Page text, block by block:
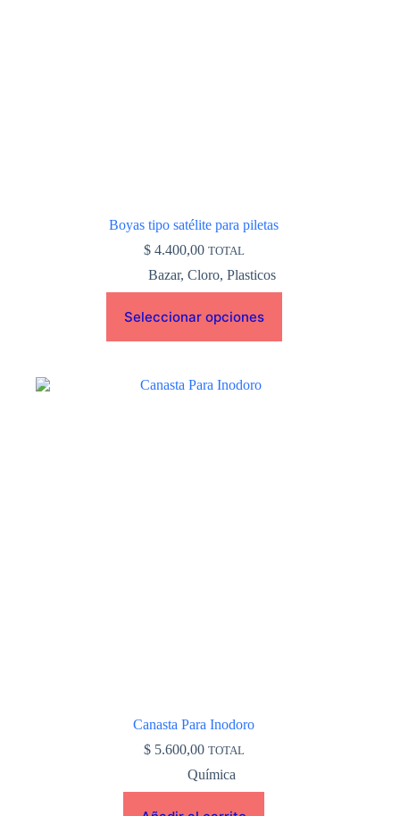
Boyas tipo satélite para piletas
$4.400,00 TOTAL
Bazar, Cloro, Plasticos
Seleccionar opciones
Canasta Para Inodoro
$5.600,00 TOTAL
Química